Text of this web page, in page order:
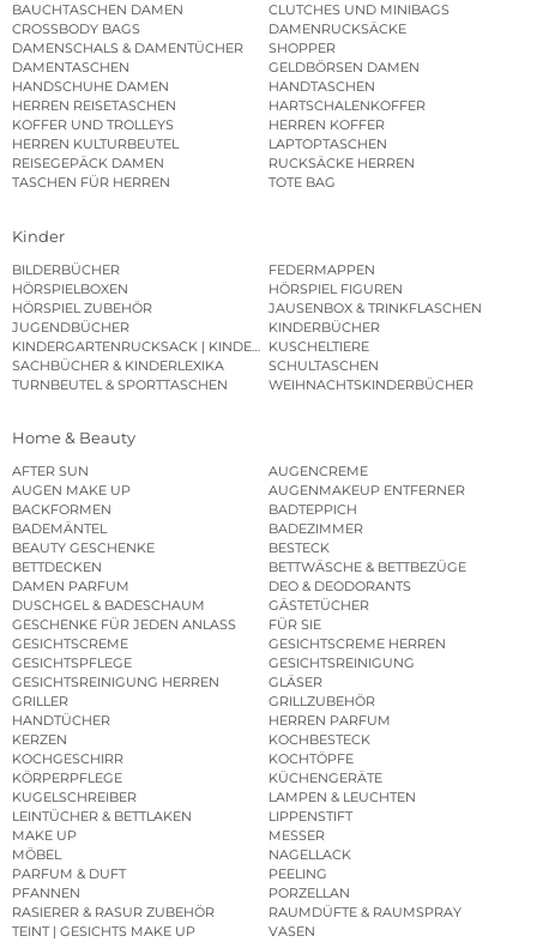
BAUCHTASCHEN DAMEN
CLUTCHES UND MINIBAGS
CROSSBODY BAGS
DAMENRUCKSÄCKE
DAMENSCHALS & DAMENTÜCHER
SHOPPER
DAMENTASCHEN
GELDBÖRSEN DAMEN
HANDSCHUHE DAMEN
HANDTASCHEN
HERREN REISETASCHEN
HARTSCHALENKOFFER
KOFFER UND TROLLEYS
HERREN KOFFER
HERREN KULTURBEUTEL
LAPTOPTASCHEN
REISEGEPÄCK DAMEN
RUCKSÄCKE HERREN
TASCHEN FÜR HERREN
TOTE BAG
Kinder
BILDERBÜCHER
FEDERMAPPEN
HÖRSPIELBOXEN
HÖRSPIEL FIGUREN
HÖRSPIEL ZUBEHÖR
JAUSENBOX & TRINKFLASCHEN
JUGENDBÜCHER
KINDERBÜCHER
KINDERGARTENRUCKSACK | KINDERGARTENBEUTEL
KUSCHELTIERE
SACHBÜCHER & KINDERLEXIKA
SCHULTASCHEN
TURNBEUTEL & SPORTTASCHEN
WEIHNACHTSKINDERBÜCHER
Home & Beauty
AFTER SUN
AUGENCREME
AUGEN MAKE UP
AUGENMAKEUP ENTFERNER
BACKFORMEN
BADTEPPICH
BADEMÄNTEL
BADEZIMMER
BEAUTY GESCHENKE
BESTECK
BETTDECKEN
BETTWÄSCHE & BETTBEZÜGE
DAMEN PARFUM
DEO & DEODORANTS
DUSCHGEL & BADESCHAUM
GÄSTETÜCHER
GESCHENKE FÜR JEDEN ANLASS
FÜR SIE
GESICHTSCREME
GESICHTSCREME HERREN
GESICHTSPFLEGE
GESICHTSREINIGUNG
GESICHTSREINIGUNG HERREN
GLÄSER
GRILLER
GRILLZUBEHÖR
HANDTÜCHER
HERREN PARFUM
KERZEN
KOCHBESTECK
KOCHGESCHIRR
KOCHTÖPFE
KÖRPERPFLEGE
KÜCHENGERÄTE
KUGELSCHREIBER
LAMPEN & LEUCHTEN
LEINTÜCHER & BETTLAKEN
LIPPENSTIFT
MAKE UP
MESSER
MÖBEL
NAGELLACK
PARFUM & DUFT
PEELING
PFANNEN
PORZELLAN
RASIERER & RASUR ZUBEHÖR
RAUMDÜFTE & RAUMSPRAY
TEINT | GESICHTS MAKE UP
VASEN